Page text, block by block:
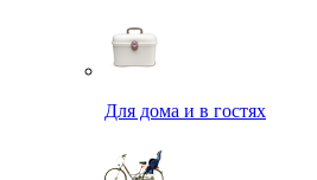
Для дома и в гостях